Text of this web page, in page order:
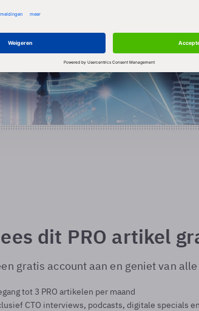
dit PRO artikel
gratis account aan en geniet van
tot 3 PRO artikelen per maand
CTO interviews, podcasts, digitale specials